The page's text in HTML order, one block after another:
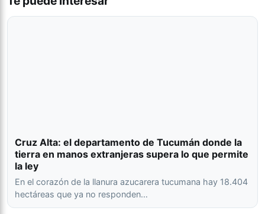
Cruz Alta: el departamento de Tucumán donde la
tierra en manos extranjeras supera lo que permite
la ley
En el corazón de la llanura azucarera tucumana hay 18.404
hectáreas que ya no responden…